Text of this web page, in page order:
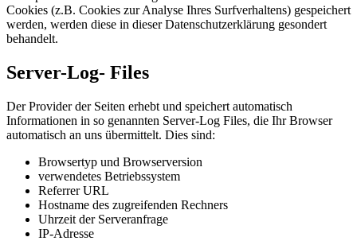
Cookies (z.B. Cookies zur Analyse Ihres Surfverhaltens) gespeichert
werden, werden diese in dieser Datenschutzerklärung gesondert
behandelt.
Server-Log- Files
Der Provider der Seiten erhebt und speichert automatisch
Informationen in so genannten Server-Log Files, die Ihr Browser
automatisch an uns übermittelt. Dies sind:
Browsertyp und Browserversion
verwendetes Betriebssystem
Referrer URL
Hostname des zugreifenden Rechners
Uhrzeit der Serveranfrage
IP-Adresse